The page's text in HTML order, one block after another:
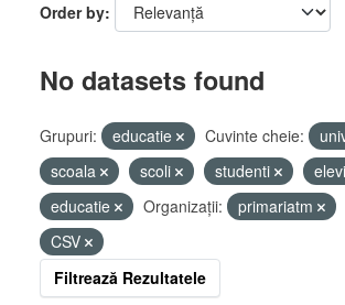
Order by
No datasets found
Grupuri: educatie Cuvinte cheie:
scoala
scoli studenti elevi
educatie
Organizații: primariatm
CSV
Filtrează Rezultatele